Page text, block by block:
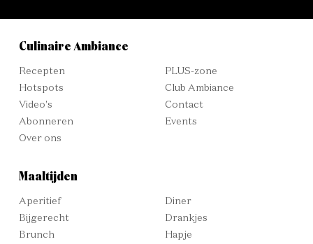
Culinaire Ambiance
Recepten
Hotspots
Video's
Abonneren
Over ons
PLUS-zone
Club Ambiance
Contact
Events
Maaltijden
Aperitief
Bijgerecht
Brunch
Diner
Drankjes
Hapje